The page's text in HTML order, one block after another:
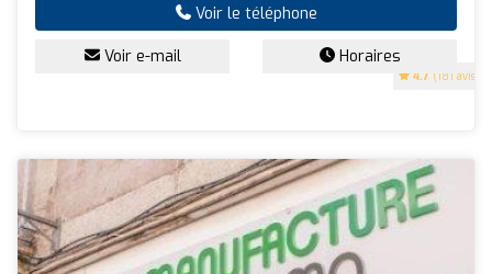
4.7 (181 avis)
Voir le téléphone
Voir e-mail Horaires